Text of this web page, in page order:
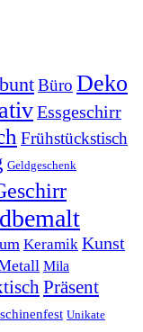
buntBüro Deko
Essgeschirr
Frühstückstisch
Geldgeschenk
Keramik Kunst
Mila
Präsent
Unikate